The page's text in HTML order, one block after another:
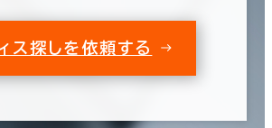
ス探しを依頼する